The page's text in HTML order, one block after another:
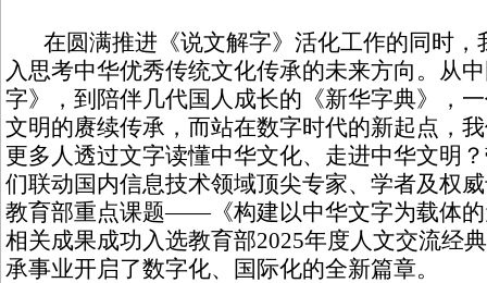
在圆满推进《说文解字》活化工作的同时，
入思考中华优秀传统文化传承的未来方向。从
字》，到陪伴几代国人成长的《新华字典》，
文明的赓续传承，而站在数字时代的新起点，
更多人透过文字读懂中华文化、走进中华文明
们联动国内信息技术领域顶尖专家、学者及权
教育部重点课题——《构建以中华文字为载体
相关成果成功入选教育部2025年度人文交流经
承事业开启了数字化、国际化的全新篇章。